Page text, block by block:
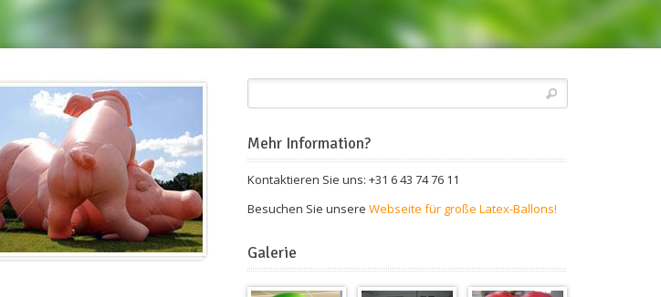
Mehr Information?
Kontaktieren Sie uns: +31 6 43 74 76 11
Besuchen Sie unsere Webseite für große Latex-Ballons!
Galerie